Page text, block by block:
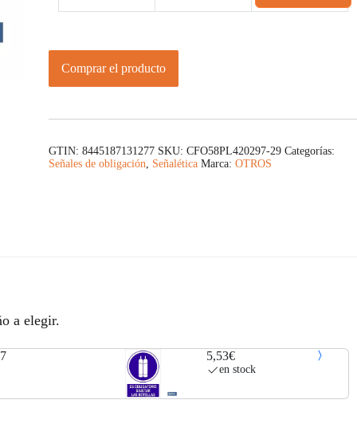
Comprar el producto
GTIN: 8445187131277 SKU: CFO58PL420297-29 Categorías:
Señales de obligación, Señalética Marca: OTROS
a elegir.
5,53€
en stock